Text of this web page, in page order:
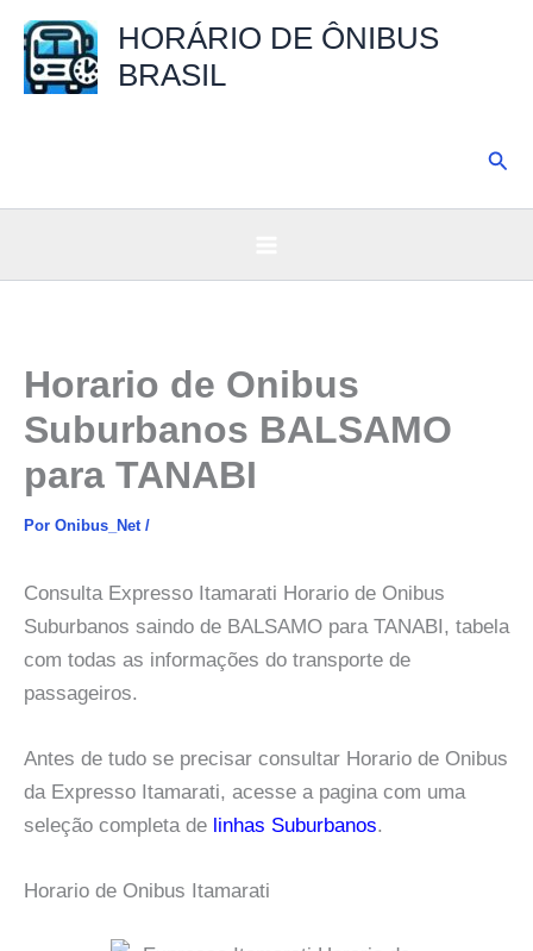
para
HORÁRIO DE ÔNIBUS
BRASIL
Horario de Onibus
Suburbanos BALSAMO
para TANABI
Por Onibus_Net /
Consulta Expresso Itamarati Horario de Onibus
Suburbanos saindo de BALSAMO para TANABI, tabela
com todas as informações do transporte de
passageiros.
Antes de tudo se precisar consultar Horario de Onibus
da Expresso Itamarati, acesse a pagina com uma
seleção completa de linhas Suburbanos.
Horario de Onibus Itamarati